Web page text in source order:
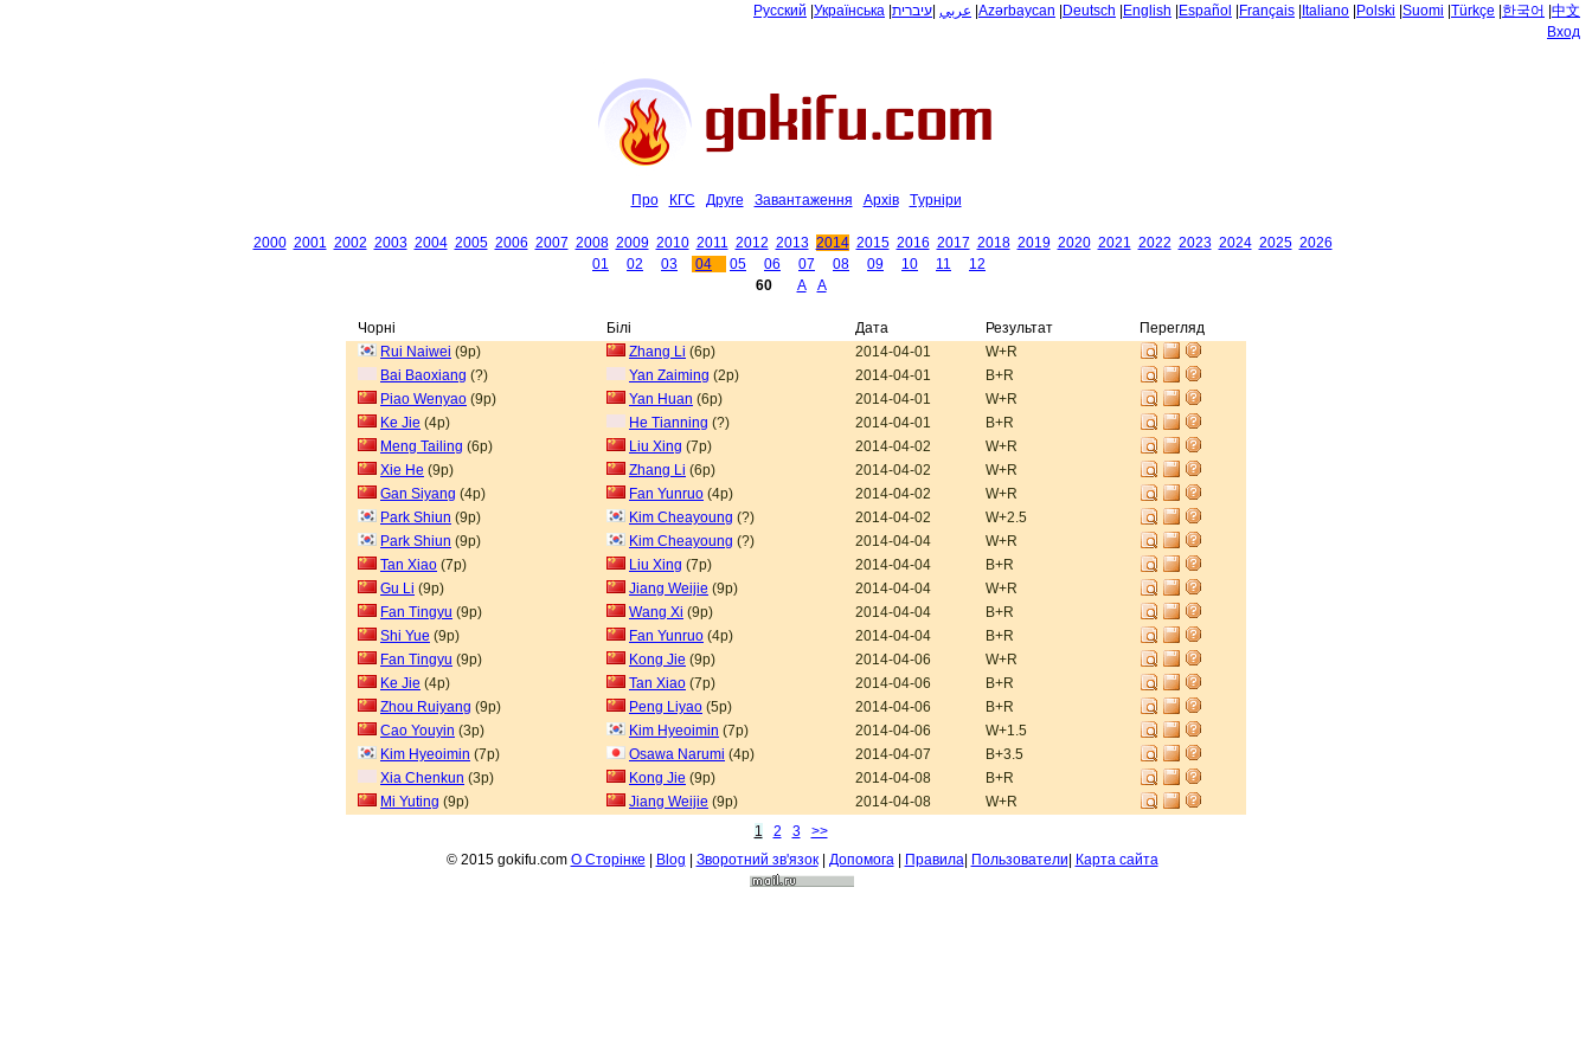
Русский Українська عربي עיברית Azərbaycan Deutsch English Español Français Italiano Polski Suomi Türkçe 한국어 中文
Вход
Про КГС Друге Завантаження Архiв Tурнiри
2000 2001 2002 2003 2004 2005 2006 2007 2008 2009 2010 2011 2012 2013 2014 2015 2016 2017 2018 2019 2020 2021 2022 2023 2024 2025 2026
01
02 03 04 05 06 07 08 09 10 11
12
60
A A
Чорні Білі Дата Результат
Перегляд
Rui Naiwei (9p) Zhang Li (6p) 2014-04-01
W+R
Bai Baoxiang (?) Yan Zaiming (2p) 2014-04-01
B+R
Piao Wenyao (9p) Yan Huan (6p) 2014-04-01
W+R
Ke Jie (4p) He Tianning (?) 2014-04-01
B+R
Meng Tailing (6p) Liu Xing (7p) 2014-04-02
W+R
Xie He (9p) Zhang Li (6p) 2014-04-02
W+R
Gan Siyang (4p) Fan Yunruo (4p) 2014-04-02
W+R
Park Shiun (9p) Kim Cheayoung (?) 2014-04-02
W+2.5
Park Shiun (9p) Kim Cheayoung (?) 2014-04-04
W+R
Tan Xiao (7p) Liu Xing (7p) 2014-04-04
B+R
Gu Li (9p) Jiang Weijie (9p) 2014-04-04
W+R
Fan Tingyu (9p) Wang Xi (9p) 2014-04-04
B+R
Shi Yue (9p) Fan Yunruo (4p) 2014-04-04
B+R
Fan Tingyu (9p) Kong Jie (9p) 2014-04-06
W+R
Ke Jie (4p) Tan Xiao (7p) 2014-04-06
B+R
Zhou Ruiyang (9p) Peng Liyao (5p) 2014-04-06
B+R
Cao Youyin (3p) Kim Hyeoimin (7p) 2014-04-06
W+1.5
Kim Hyeoimin (7p) Osawa Narumi (4p) 2014-04-07
B+3.5
Xia Chenkun (3p) Kong Jie (9p) 2014-04-08
B+R
Mi Yuting (9p) Jiang Weijie (9p) 2014-04-08
W+R
1
2 3
>>
© 2015 gokifu.com О Сторiнке | Blog | Зворотний зв'язок| Допомога | Правила| Пользователи| Карта сайта